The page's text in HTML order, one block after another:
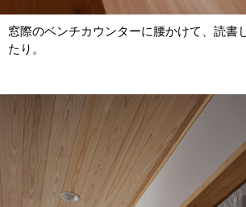
窓際のベンチカウンターに腰かけて、読書
たり。